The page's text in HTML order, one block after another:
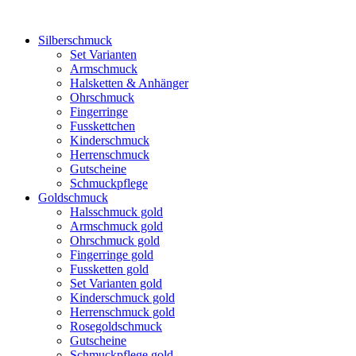
Silberschmuck
Set Varianten
Armschmuck
Halsketten & Anhänger
Ohrschmuck
Fingerringe
Fusskettchen
Kinderschmuck
Herrenschmuck
Gutscheine
Schmuckpflege
Goldschmuck
Halsschmuck gold
Armschmuck gold
Ohrschmuck gold
Fingerringe gold
Fussketten gold
Set Varianten gold
Kinderschmuck gold
Herrenschmuck gold
Rosegoldschmuck
Gutscheine